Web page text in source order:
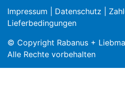
Impressum Datenschutz
Lieferbedingungen
© Copyright Rabanus +
Alle Rechte vorbehalten